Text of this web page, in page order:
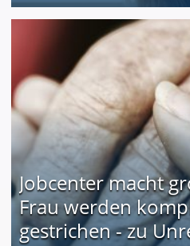
Jobcenter macht
Frau werden
gestrichen - zu